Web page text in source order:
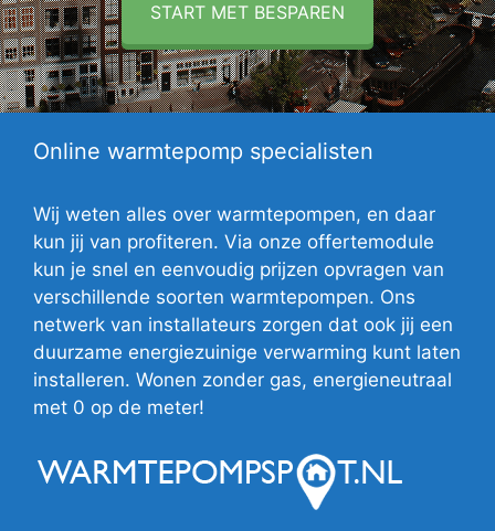
START MET BESPAREN
Online warmtepomp specialisten
Wij weten alles over warmtepompen, en daar
kun jij van profiteren. Via onze offertemodule
kun je snel en eenvoudig prijzen opvragen van
verschillende soorten warmtepompen. Ons
netwerk van installateurs zorgen dat ook jij een
duurzame energiezuinige verwarming kunt laten
installeren. Wonen zonder gas, energieneutraal
met 0 op de meter!